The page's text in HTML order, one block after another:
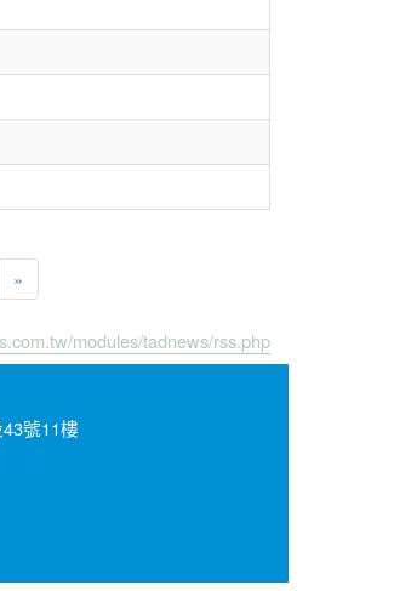
»
modules/tadnews/rss.php
號11樓